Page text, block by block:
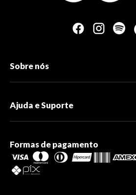
Sobre nós
Ajuda e Suporte
Formas de pagamento